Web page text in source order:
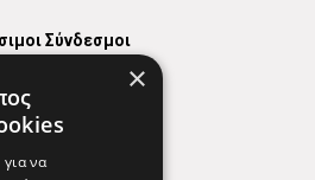
Σύνδεσμοι
Τηλέφωνα
Φαρμακεία
×
να